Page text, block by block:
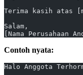
Terima kasih atas
Salam,
[Nama Perusahaan
Contoh nyata:
Halo Anggota